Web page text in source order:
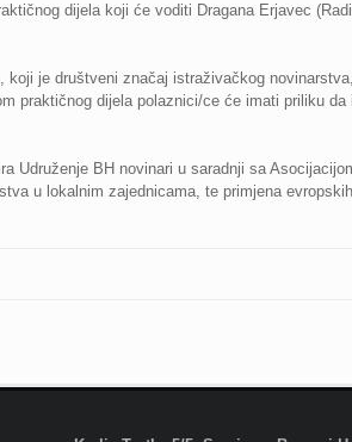
dijela koji će voditi Dragana Erjavec
je društveni značaj istraživačkog
praktičnog dijela polaznici/ce će imati priliku
Udruženje BH novinari u saradnji sa
u lokalnim zajednicama, te primjena